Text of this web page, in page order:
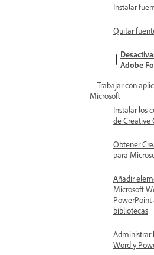
Instalar
Quitar
Adobe
Trabajar con
Microsoft
Instalar los
de Creative
Obtener
para
Añadir
Microsoft
PowerPoint
bibliotecas
Administrar
Word y